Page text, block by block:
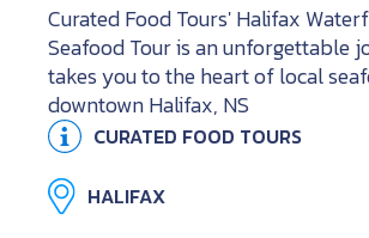
Curated Food Tours' Halifax
Seafood Tour is an unforgettable
takes you to the heart of local
downtown Halifax, NS
CURATED FOOD TOURS
HALIFAX